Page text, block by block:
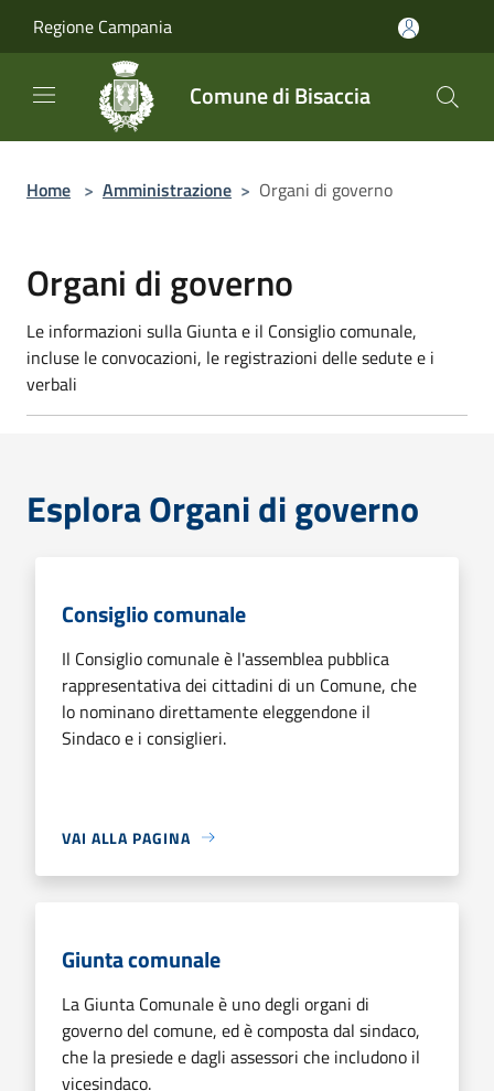
Regione Campania
Comune di Bisaccia
Home > Amministrazione > Organi di governo
Organi di governo
Le informazioni sulla Giunta e il Consiglio comunale,
incluse le convocazioni, le registrazioni delle sedute e i
verbali
Esplora Organi di governo
Consiglio comunale
Il Consiglio comunale è l'assemblea pubblica
rappresentativa dei cittadini di un Comune, che
lo nominano direttamente eleggendone il
Sindaco e i consiglieri.
VAI ALLA PAGINA
Giunta comunale
La Giunta Comunale è uno degli organi di
governo del comune, ed è composta dal sindaco,
che la presiede e dagli assessori che includono il
vicesindaco.